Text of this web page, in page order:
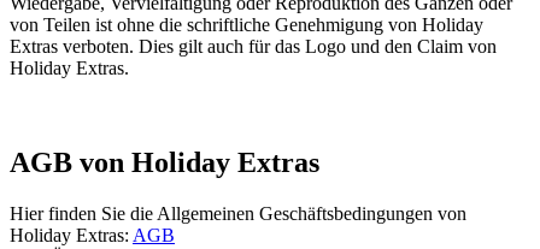
von Teilen ist ohne die schriftliche Genehmigung von Holiday
Extras verboten. Dies gilt auch für das Logo und den Claim von
Holiday Extras.
AGB von Holiday Extras
Hier finden Sie die Allgemeinen Geschäftsbedingungen von
Holiday Extras: AGB